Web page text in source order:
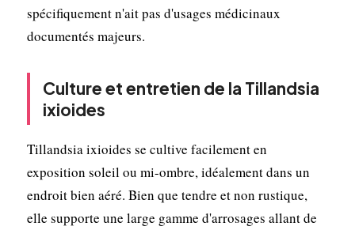
spécifiquement n'ait pas d'usages médicinaux
documentés majeurs.
Culture et entretien de la Tillandsia
ixioides
Tillandsia ixioides se cultive facilement en
exposition soleil ou mi-ombre, idéalement dans un
endroit bien aéré. Bien que tendre et non rustique,
elle supporte une large gamme d'arrosages allant de